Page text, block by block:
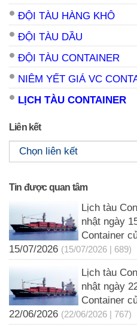
ĐỘI TÀU HÀNG KHÔ
ĐỘI TÀU DẦU
ĐỘI TÀU CONTAINER
NIÊM YẾT GIÁ VC
LỊCH TÀU CONTAINER
Liên kết
Tin được quan tâm
Lịch tàu
nhật ngày
Container
15/07/2026 (15/07/2026 | 689)
Lịch tàu
nhật ngày
Container
22/06/2026 (22/06/2026 | 767)